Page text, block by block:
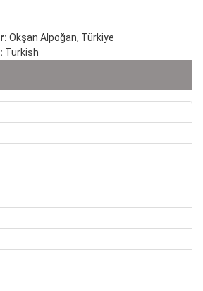
Okşan Alpoğan, Türkiye
Turkish